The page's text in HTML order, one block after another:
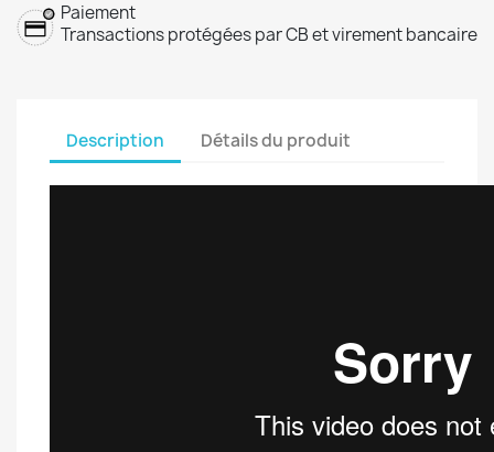
Paiement
Transactions protégées par CB et virement bancaire
Description Détails du produit